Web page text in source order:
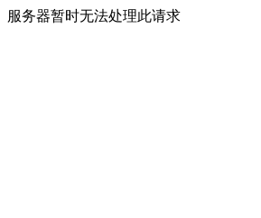
服务器暂时无法处理此请求